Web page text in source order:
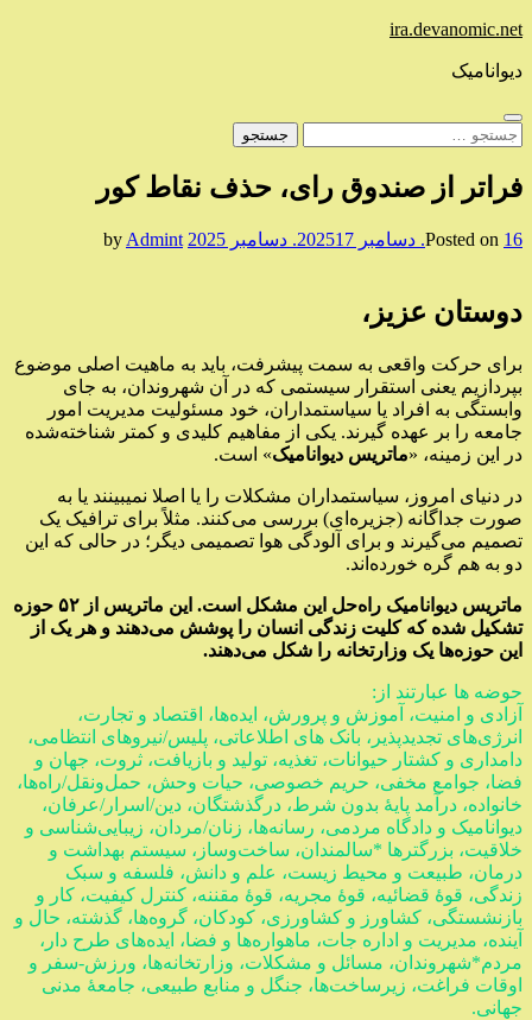
Skip
content
ira.devanomic.net
دیوانامیک
جستجو
فراتر از صندوق رای، حذف نقاط کور
Posted on 16. دسامبر 2025 17. دسامبر 2025 Admint
دوستان عزیز،
برای حرکت واقعی به سمت پیشرفت، باید به ماهیت اصلی موضوع
بپردازیم یعنی استقرار سیستمی که در آن شهروندان، به جای
وابستگی به افراد یا سیاستمداران، خود مسئولیت مدیریت امور
جامعه را بر عهده گیرند. یکی از مفاهیم کلیدی و کمتر شناخته‌شده
در این زمینه، «ماتریس دیوانامیک» است.
در دنیای امروز، سیاستمداران مشکلات را یا اصلا نمیبینند یا به
صورت جداگانه (جزیره‌ای) بررسی می‌کنند. مثلاً برای ترافیک یک
تصمیم می‌گیرند و برای آلودگی هوا تصمیمی دیگر؛ در حالی که این
دو به هم گره خورده‌اند.
ماتریس دیوانامیک راه‌حل این مشکل است. این ماتریس از ۵۲ حوزه
تشکیل شده که کلیت زندگی انسان را پوشش می‌دهند و هر یک از
این حوزه‌ها یک وزارتخانه را شکل می‌دهند.
حوضه ها عبارتند از:
آزادی و امنیت، آموزش و پرورش، ایده‌ها، اقتصاد و تجارت،
انرژی‌های تجدیدپذیر، بانک های اطلاعاتی، پلیس/نیروهای انتظامی،
دامداری و کشتار حیوانات، تغذیه، تولید و بازیافت، ثروت، جهان و
فضا، جوامع مخفی، حریم خصوصی، حیات وحش، حمل‌ونقل/راه‌ها،
خانواده، درآمد پایهٔ بدون شرط، درگذشتگان، دین/اسرار/عرفان،
دیوانامیک و دادگاه مردمی، رسانه‌ها، زنان/مردان، زیبایی‌شناسی و
خلاقیت، بزرگترها *سالمندان، ساخت‌وساز، سیستم بهداشت و
درمان، طبیعت و محیط زیست، علم و دانش، فلسفه و سبک
زندگی، قوهٔ قضائیه، قوهٔ مجریه، قوهٔ مقننه، کنترل کیفیت، کار و
بازنشستگی، کشاورز و کشاورزی، کودکان، گروه‌ها، گذشته، حال و
آینده، مدیریت و اداره جات، ماهواره‌ها و فضا، ایده‌های طرح دار،
مردم*شهروندان، مسائل و مشکلات، وزارتخانه‌ها، ورزش-سفر و
اوقات فراغت، زیرساخت‌ها، جنگل و منابع طبیعی، جامعهٔ مدنی
جهانی.